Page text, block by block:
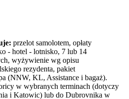
przelot samolotem, opłaty
- hotel - lotnisko, 7 lub 14
wyżywienie wg opisu
rezydenta, pakiet
(NNW, KL, Assistance i bagaż).
w wybranych terminach (dotyczy
i Katowic) lub do Dubrovnika w